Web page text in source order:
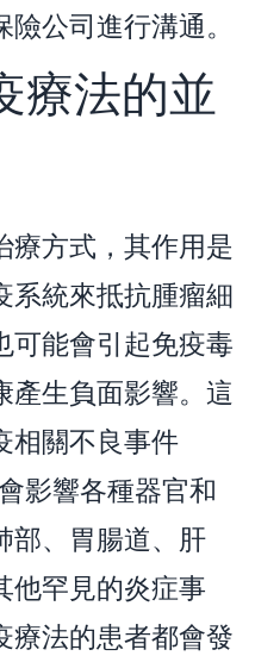
公司進行溝通。
療法的並
療方式，其作用是
系統來抵抗腫瘤細
可能會引起免疫毒
產生負面影響。這
相關不良事件
影響各種器官和
部、胃腸道、肝
他罕見的炎症事
療法的患者都會發